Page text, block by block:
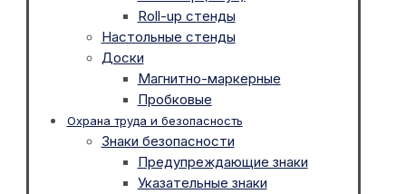
Roll-up стенды
Настольные стенды
Доски
Магнитно-маркерные
Пробковые
Охрана труда и безопасность
Знаки безопасности
Предупреждающие знаки
Указательные знаки